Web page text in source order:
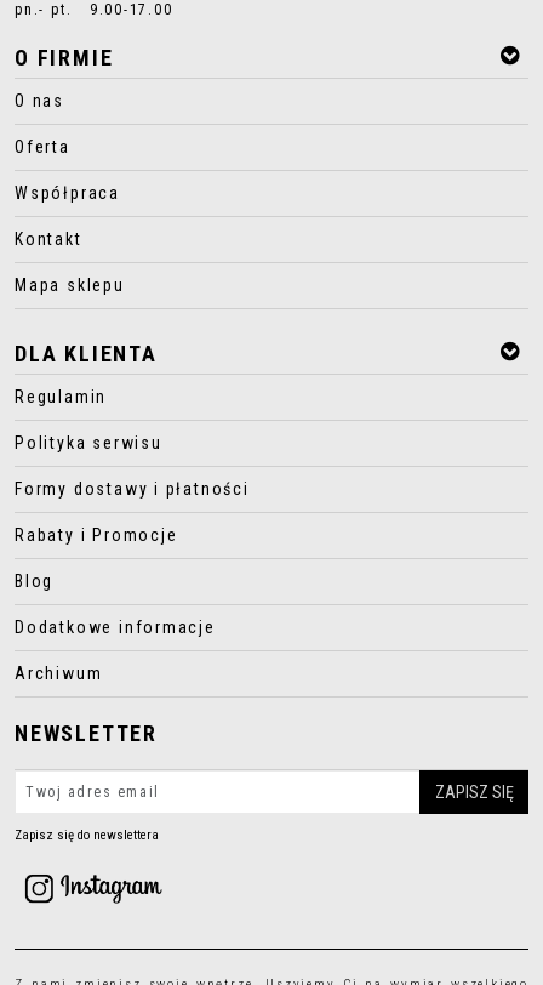
pn.- pt. 9.00-17.00
O FIRMIE
O nas
Oferta
Współpraca
Kontakt
Mapa sklepu
DLA KLIENTA
Regulamin
Polityka serwisu
Formy dostawy i płatności
Rabaty i Promocje
Blog
Dodatkowe informacje
Archiwum
NEWSLETTER
Zapisz się do newslettera